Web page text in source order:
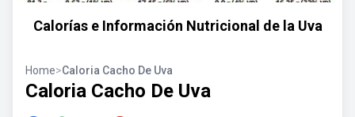
Calorías e Información Nutricional de la Uva
Home>Caloria Cacho De Uva
Caloria Cacho De Uva